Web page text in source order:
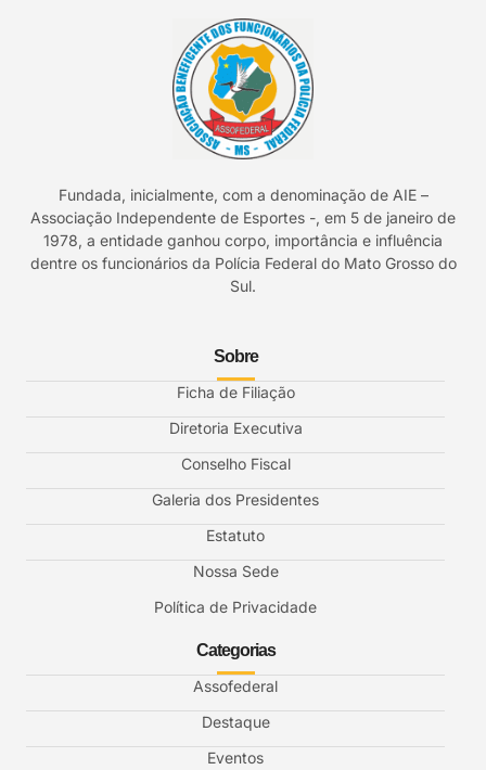
Fundada, inicialmente, com a denominação de AIE –
Associação Independente de Esportes -, em 5 de janeiro de
1978, a entidade ganhou corpo, importância e influência
dentre os funcionários da Polícia Federal do Mato Grosso do
Sul.
Sobre
Ficha de Filiação
Diretoria Executiva
Conselho Fiscal
Galeria dos Presidentes
Estatuto
Nossa Sede
Política de Privacidade
Categorias
Assofederal
Destaque
Eventos